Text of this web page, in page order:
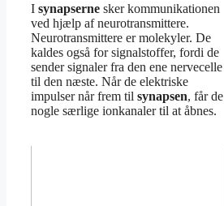
I synapserne sker kommunikationen
ved hjælp af neurotransmittere.
Neurotransmittere er molekyler. De
kaldes også for signalstoffer, fordi de
sender signaler fra den ene nervecelle
til den næste. Når de elektriske
impulser når frem til synapsen, får de
nogle særlige ionkanaler til at åbnes.